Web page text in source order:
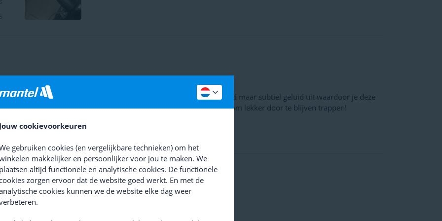
harde bel voor het fietsen
werkt perfect voor mij tijdens het wielrennen. Er komt een mooi hard maar subtiel geluid uit waardoor je deze
afstandje nog steeds goed hoort. Fijn om anderen te waarschuwen om lekker door te blijven trappen!
minpunten
geluid
Klein formaat
- Piet 8 april 2026
niet geraakt door op knop te drukken
minpunten
Jouw cookievoorkeuren
gebruiken cookies (en vergelijkbare technieken) om het
makkelijker en persoonlijker voor jou te maken. We
plaatsen altijd functionele en analytische cookies. De functionele
cookies zorgen ervoor dat de website goed werkt. En met de
cookies kunnen we de website elke dag weer